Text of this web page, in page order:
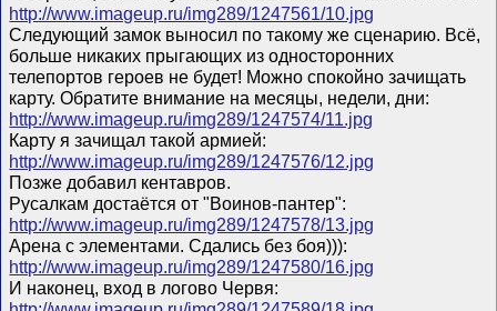
http://www.imageup.ru/img289/1247561/10.jpg
Следующий замок выносил по такому же сценарию. Всё,
больше никаких прыгающих из односторонних
телепортов героев не будет! Можно спокойно зачищать
карту. Обратите внимание на месяцы, недели, дни:
http://www.imageup.ru/img289/1247574/11.jpg
Карту я зачищал такой армией:
http://www.imageup.ru/img289/1247576/12.jpg
Позже добавил кентавров.
Русалкам достаётся от "Воинов-пантер":
http://www.imageup.ru/img289/1247578/13.jpg
Арена с элементами. Сдались без боя))):
http://www.imageup.ru/img289/1247580/16.jpg
И наконец, вход в логово Червя: